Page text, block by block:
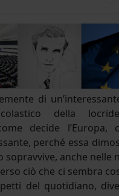
di
della
decide l’Europa,
perché essa
sopravvive, anche nelle
ciò che ci sembra
del quotidiano,